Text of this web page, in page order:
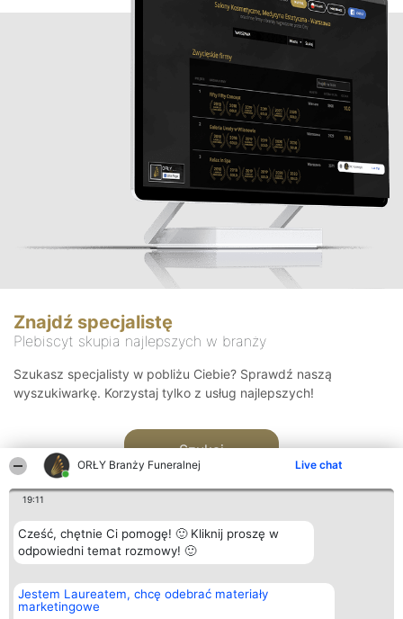
ORŁY Branży Funeralnej Live chat
19:11
Cześć, chętnie Ci pomogę! 🙂 Kliknij proszę w
odpowiedni temat rozmowy! 🙂
Jestem Laureatem, chcę odebrać materiały
marketingowe
Znajdź specjalistę
Plebiscyt skupia najlepszych w branży
Szukasz specjalisty w pobliżu Ciebie? Sprawdź naszą
wyszukiwarkę. Korzystaj tylko z usług najlepszych!
Szukaj
Organizator plebiscytu
Bright Side Solutions sp. z o.
o. sp. k.
Plebiscyt
Laureaci
Kontakt
Kontakt